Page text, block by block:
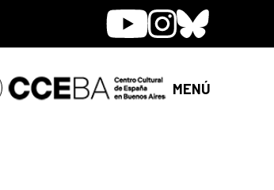
YoutubeInstagram
Bluesky
MENÚ